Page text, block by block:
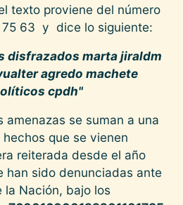
texto proviene del número
63 y dice lo siguiente:
disfrazados marta jiraldm
agredo machete
cpdh"
amenazas se suman a una
que se vienen
reiterada desde el año
han sido denunciadas ante
la Nación, bajo los